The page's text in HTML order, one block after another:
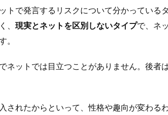
トで発言するリスクについて分かっている
、 現実とネットを区別しないタイプで、ネ
。
ネットでは目立つことがありません。後者
されたからといって、性格や趣向が変わる